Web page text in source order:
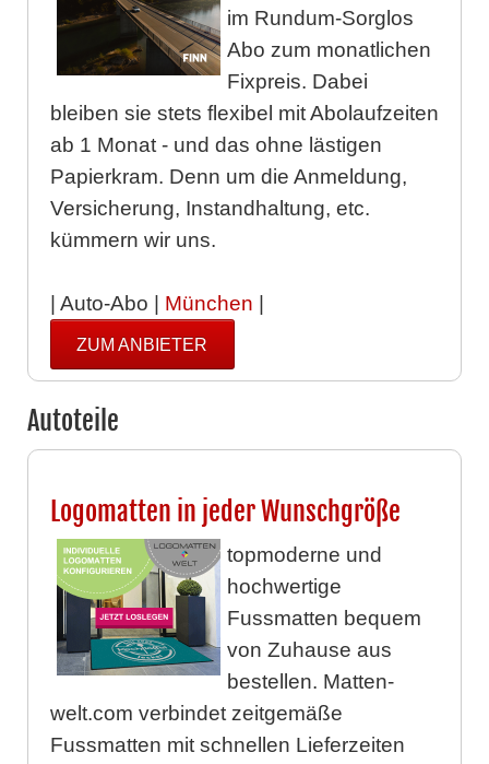
im Rundum-Sorglos
Abo zum monatlichen
Fixpreis. Dabei
bleiben sie stets flexibel mit Abolaufzeiten
ab 1 Monat - und das ohne lästigen
Papierkram. Denn um die Anmeldung,
Versicherung, Instandhaltung, etc.
kümmern wir uns.
| Auto-Abo | München
ZUM ANBIETER
Autoteile
Logomatten in jeder Wunschgröße
topmoderne und
hochwertige
Fussmatten bequem
von Zuhause aus
bestellen. Matten-
welt.com verbindet zeitgemäße
Fussmatten mit schnellen Lieferzeiten